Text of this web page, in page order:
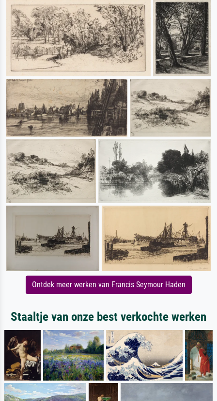
Ontdek meer werken van Francis Seymour Haden
Staaltje van onze best verkochte werken